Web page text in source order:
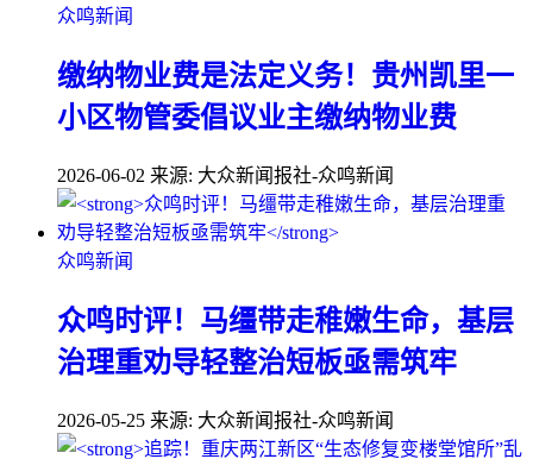
众鸣新闻
缴纳物业费是法定义务！贵州凯里一
小区物管委倡议业主缴纳物业费
2026-06-02 来源: 大众新闻报社-众鸣新闻
众鸣新闻
众鸣时评！马缰带走稚嫩生命，基层
治理重劝导轻整治短板亟需筑牢
2026-05-25 来源: 大众新闻报社-众鸣新闻